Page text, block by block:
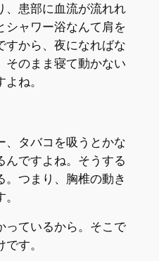
、患部に血流が流れれ
シャワー浴なんて肩を
すから、夜になればな
そのまま寝て動かない
ね。
、タバコを吸うとかな
んですよね。そうする
。つまり、胸椎の動き
っているから。そこで
す。